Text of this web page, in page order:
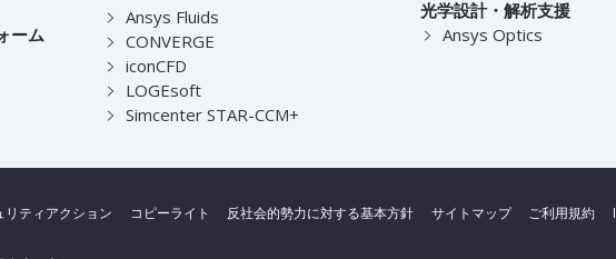
ーム
Ansys Fluids
CONVERGE
iconCFD
LOGEsoft
Simcenter STAR-CCM+
光学設計・解析支援
Ansys Optics
リティアクション コピーライト 反社会的勢力に対する基本方針 サイトマップ ご利用規約